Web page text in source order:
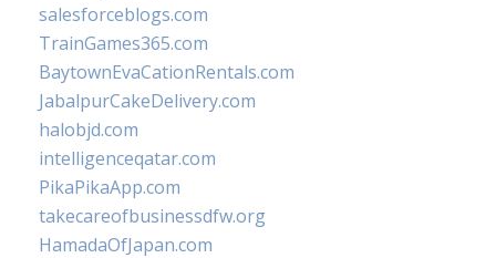
salesforceblogs.com
TrainGames365.com
BaytownEvaCationRentals.com
JabalpurCakeDelivery.com
halobjd.com
intelligenceqatar.com
PikaPikaApp.com
takecareofbusinessdfw.org
HamadaOfJapan.com